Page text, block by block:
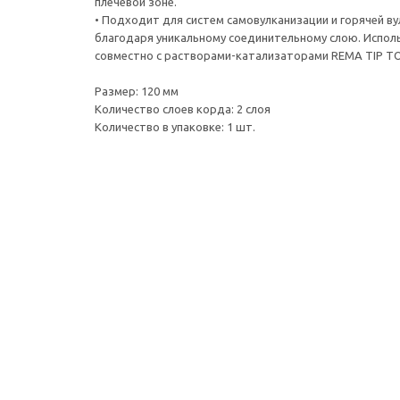
• Подходит для систем самовулканизации и горячей
благодаря уникальному соединительному слою.
совместно с растворами-катализаторами REMA TIP
Размер: 120 мм
Количество слоев корда: 2 слоя
Количество в упаковке: 1 шт.